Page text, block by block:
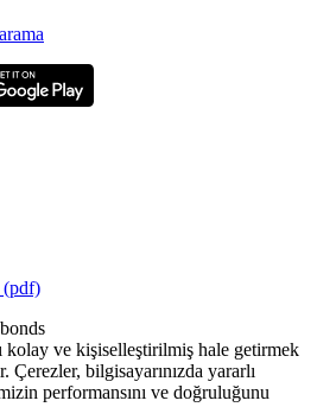
(pdf)
kolay ve kişiselleştirilmiş hale getirmek
bilgisayarınızda yararlı
performansını ve doğruluğunu